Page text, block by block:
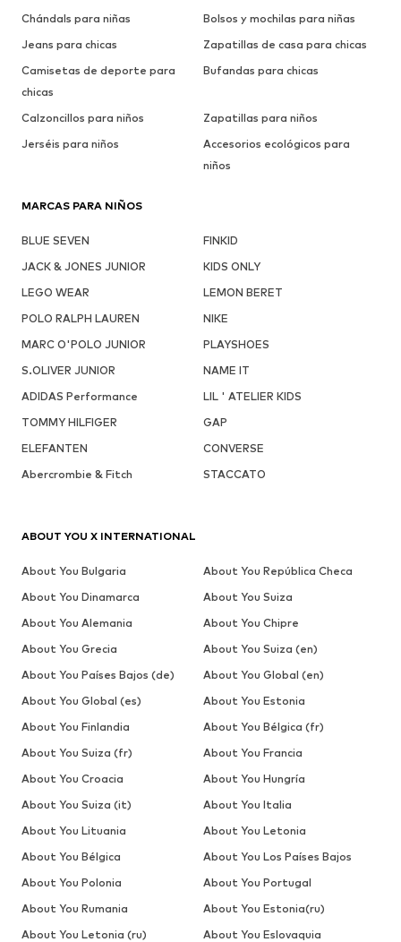
Chándals para niñas
Bolsos y mochilas para niñas
Jeans para chicas
Zapatillas de casa para chicas
Camisetas de deporte para
chicas
Bufandas para chicas
Calzoncillos para niños
Zapatillas para niños
Jerséis para niños
Accesorios ecológicos para
niños
MARCAS PARA NIÑOS
BLUE SEVEN
FINKID
JACK & JONES JUNIOR
KIDS ONLY
LEGO WEAR
LEMON BERET
POLO RALPH LAUREN
NIKE
MARC O'POLO JUNIOR
PLAYSHOES
S.OLIVER JUNIOR
NAME IT
ADIDAS Performance
LIL ' ATELIER KIDS
TOMMY HILFIGER
GAP
ELEFANTEN
CONVERSE
Abercrombie & Fitch
STACCATO
ABOUT YOU X INTERNATIONAL
About You Bulgaria
About You República Checa
About You Dinamarca
About You Suiza
About You Alemania
About You Chipre
About You Grecia
About You Suiza (en)
About You Países Bajos (de)
About You Global (en)
About You Global (es)
About You Estonia
About You Finlandia
About You Bélgica (fr)
About You Suiza (fr)
About You Francia
About You Croacia
About You Hungría
About You Suiza (it)
About You Italia
About You Lituania
About You Letonia
About You Bélgica
About You Los Países Bajos
About You Polonia
About You Portugal
About You Rumania
About You Estonia(ru)
About You Letonia (ru)
About You Eslovaquia